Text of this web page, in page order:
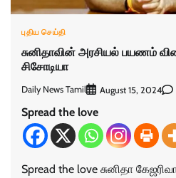
புதிய செய்தி
சுனிதாவின் அரசியல் பயணம்
சிசோடியா
Daily News Tamil August 15, 2024
Spread the love
Spread the love சுனிதா